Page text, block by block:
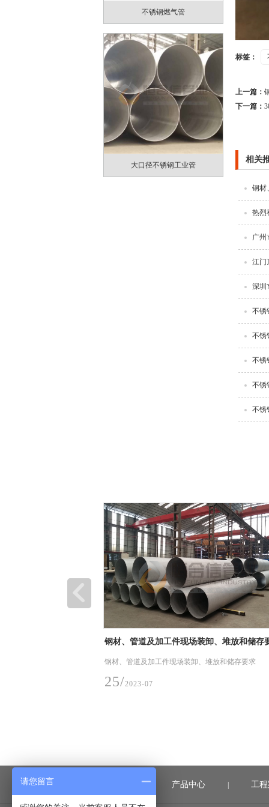
不锈钢燃气管
大口径不锈钢工业管
标签：
上一篇：
下一篇：
相关
钢材
热烈
广州
江门
深圳
不锈
不锈
不锈
不锈
不锈
钢材、管道及加工件现场装卸、堆放和储存
钢材、管道及加工件现场装卸、堆放和储存要求
25/2023-07
| 产品中心 工
请您留言